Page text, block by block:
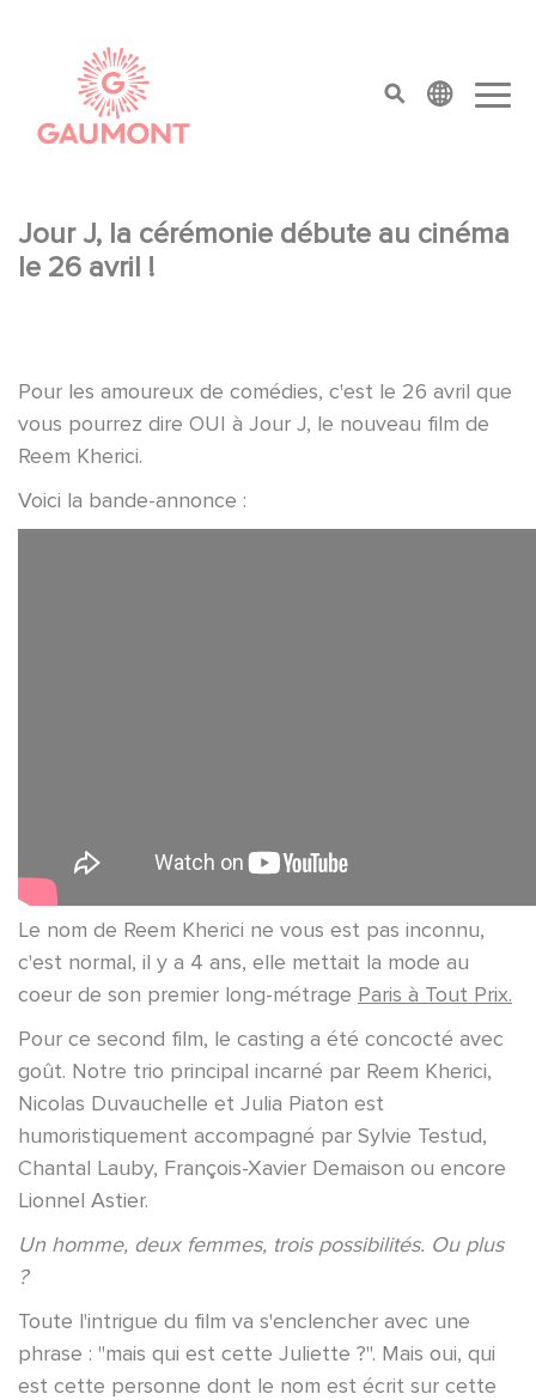
top menu
Jour J, la cérémonie débute au cinéma
le 26 avril !
Pour les amoureux de comédies, c'est le 26 avril que
vous pourrez dire OUI à Jour J, le nouveau film de
Reem Kherici.
Voici la bande-annonce :
Le nom de Reem Kherici ne vous est pas inconnu,
c'est normal, il y a 4 ans, elle mettait la mode au
coeur de son premier long-métrage Paris à Tout Prix.
Pour ce second film, le casting a été concocté avec
goût. Notre trio principal incarné par Reem Kherici,
Nicolas Duvauchelle et Julia Piaton est
humoristiquement accompagné par Sylvie Testud,
Chantal Lauby, François-Xavier Demaison ou encore
Lionnel Astier.
Un homme, deux femmes, trois possibilités. Ou plus
?
Toute l'intrigue du film va s'enclencher avec une
phrase : "mais qui est cette Juliette ?". Mais oui, qui
est cette personne dont le nom est écrit sur cette